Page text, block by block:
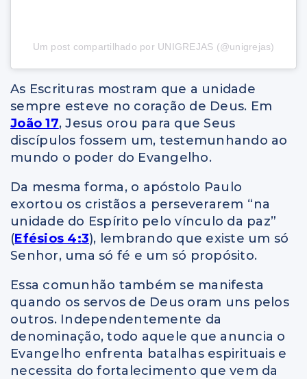
Um post compartilhado por UNIGREJAS (@unigrejas)
As Escrituras mostram que a unidade
sempre esteve no coração de Deus. Em
João 17, Jesus orou para que Seus
discípulos fossem um, testemunhando ao
mundo o poder do Evangelho.
Da mesma forma, o apóstolo Paulo
exortou os cristãos a perseverarem “na
unidade do Espírito pelo vínculo da paz”
(Efésios 4:3), lembrando que existe um só
Senhor, uma só fé e um só propósito.
Essa comunhão também se manifesta
quando os servos de Deus oram uns pelos
outros. Independentemente da
denominação, todo aquele que anuncia o
Evangelho enfrenta batalhas espirituais e
necessita do fortalecimento que vem da